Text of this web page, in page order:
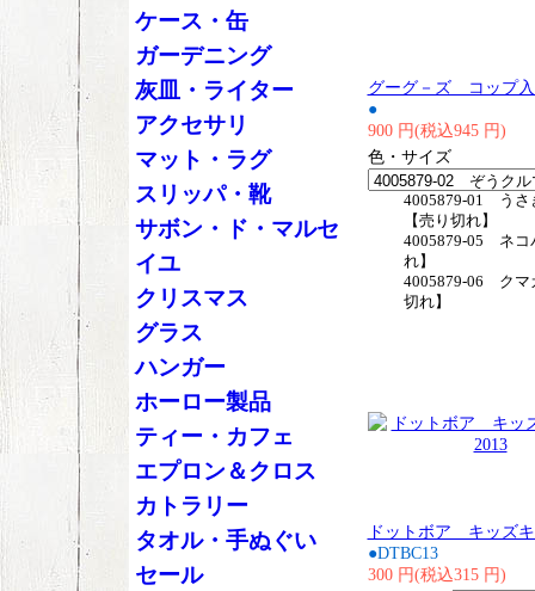
グーグ－ズ コップ
●
900 円(税込945 円)
色・サイズ
4005879-01 うさ
【売り切れ】
4005879-05 ネコ
れ】
4005879-06 クマ
切れ】
ドットボア キッズキ
●DTBC13
300 円(税込315 円)
ケース・缶
ガーデニング
灰皿・ライター
アクセサリ
マット・ラグ
スリッパ・靴
サボン・ド・マルセ
イユ
クリスマス
グラス
ハンガー
ホーロー製品
ティー・カフェ
エプロン＆クロス
カトラリー
タオル・手ぬぐい
セール